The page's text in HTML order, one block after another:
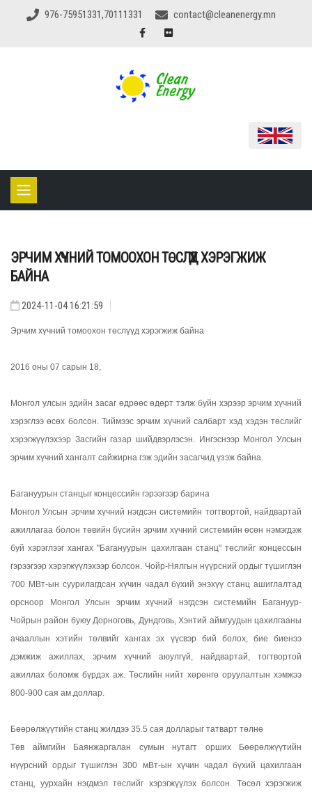
976-75951331,70111331 contact@cleanenergy.mn
ЭРЧИМ ХҮЧНИЙ ТОМООХОН ТӨСЛҮҮД ХЭРЭГЖИЖ
БАЙНА
2024-11-04 16:21:59
Эрчим хүчний томоохон төслүүд хэрэгжиж байна
2016 оны 07 сарын 18,
Монгол улсын эдийн засаг өдрөөс өдөрт тэлж буйн хэрээр эрчим хүчний
хэрэглээ өсөх болсон. Тиймээс эрчим хүчний салбарт хэд хэдэн төслийг
хэрэгжүүлэхээр Засгийн газар шийдвэрлэсэн. Ингэснээр Монгол Улсын
эрчим хүчний хангалт сайжирна гэж эдийн засагчид үзэж байна.
Багануурын станцыг концессийн гэрээгээр барина
Монгол Улсын эрчим хүчний нэгдсэн системийн тогтвортой, найдвартай
ажиллагаа болон төвийн бүсийн эрчим хүчний системийн өсөн нэмэгдэж
буй хэрэглээг хангах "Багануурын цахилгаан станц" төслийг концессын
гэрээгээр хэрэгжүүлэхээр болсон. Чойр-Нялгын нүүрсний ордыг түшиглэн
700 МВт-ын суурилагдсан хүчин чадал бүхий энэхүү станц ашиглалтад
орсноор Монгол Улсын эрчим хүчний нэгдсэн системийн Багануур-
Чойрын район буюу Дорноговь, Дундговь, Хэнтий аймгуудын цахилгааны
ачааллын хэтийн төлвийг хангах эх үүсвэр бий болох, бие биенээ
дэмжиж ажиллах, эрчим хүчний аюулгүй, найдвартай, тогтвортой
ажиллах боломж бүрдэх аж. Төслийн нийт хөрөнгө оруулалтын хэмжээ
800-900 сая ам.доллар.
Бөөрөлжүүтийн станц жилдээ 35.5 сая долларыг татварт төлнө
Төв аймгийн Баянжаргалан сумын нутагт орших Бөөрөлжүүтийн
нүүрсний ордыг түшиглэн 300 мВт-ын хүчин чадал бүхий цахилгаан
станц, уурхайн нэгдмэл төслийг хэрэгжүүлэх болсон. Төсөл хэрэгжиж